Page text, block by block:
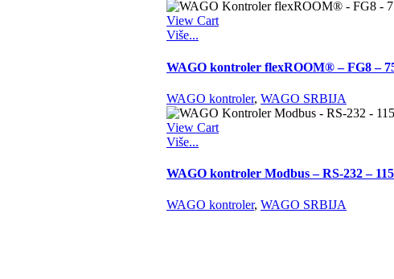
View Cart
Više...
WAGO kontroler flexROOM® – FG8 –
WAGO kontroler, WAGO SRBIJA
View Cart
Više...
WAGO kontroler Modbus – RS-232 –
WAGO kontroler, WAGO SRBIJA